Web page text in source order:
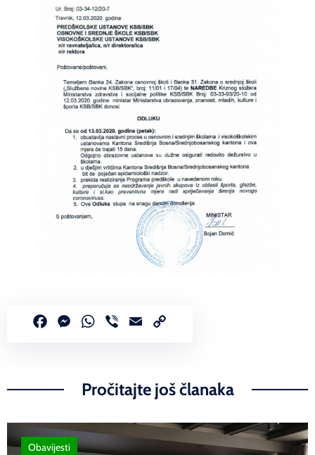
FacebookMessenger
WhatsApp
Viber Email
Pročitajte još članaka
Obavijesti